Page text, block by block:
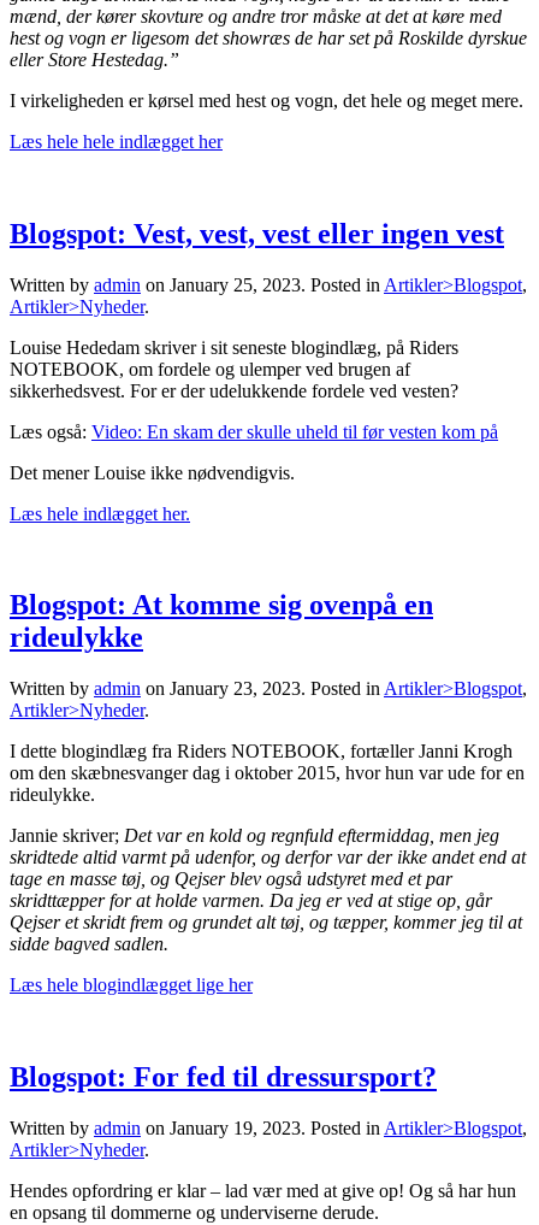
mænd, der kører skovture og andre tror måske at det at køre med
hest og vogn er ligesom det showræs de har set på Roskilde dyrskue
eller Store Hestedag.”
I virkeligheden er kørsel med hest og vogn, det hele og meget mere.
Læs hele hele indlægget her
Blogspot: Vest, vest, vest eller ingen vest
Written by admin on January 25, 2023. Posted in Artikler>Blogspot,
Artikler>Nyheder.
Louise Hededam skriver i sit seneste blogindlæg, på Riders
NOTEBOOK, om fordele og ulemper ved brugen af
sikkerhedsvest. For er der udelukkende fordele ved vesten?
Læs også: Video: En skam der skulle uheld til før vesten kom på
Det mener Louise ikke nødvendigvis.
Læs hele indlægget her.
Blogspot: At komme sig ovenpå en
rideulykke
Written by admin on January 23, 2023. Posted in Artikler>Blogspot,
Artikler>Nyheder.
I dette blogindlæg fra Riders NOTEBOOK, fortæller Janni Krogh
om den skæbnesvanger dag i oktober 2015, hvor hun var ude for en
rideulykke.
Jannie skriver; Det var en kold og regnfuld eftermiddag, men jeg
skridtede altid varmt på udenfor, og derfor var der ikke andet end at
tage en masse tøj, og Qejser blev også udstyret med et par
skridttæpper for at holde varmen. Da jeg er ved at stige op, går
Qejser et skridt frem og grundet alt tøj, og tæpper, kommer jeg til at
sidde bagved sadlen.
Læs hele blogindlægget lige her
Blogspot: For fed til dressursport?
Written by admin on January 19, 2023. Posted in Artikler>Blogspot,
Artikler>Nyheder.
Hendes opfordring er klar – lad vær med at give op! Og så har hun
en opsang til dommerne og underviserne derude.